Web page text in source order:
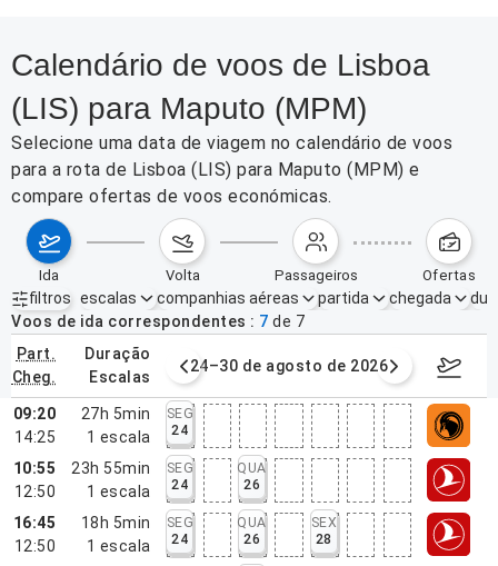
Calendário de voos de Lisboa
(LIS) para Maputo (MPM)
Selecione uma data de viagem no calendário de voos
para a rota de Lisboa (LIS) para Maputo (MPM) e
compare ofertas de voos económicas.
ida volta passageiros ofertas
filtros
Filtros ativos nenhum
escalas companhias aéreas partida chegada
Voos de ida correspondentes
7 de 7
part.
cheg.
duração
escalas
agosto de 2026 24–30 de agosto de 2026 31/08/
09:20
14:25
27h 5min
1 escala
SEG
24
10:55
12:50
23h 55min
1 escala
SEG
24
QUA
26
16:45
12:50
18h 5min
1 escala
SEG
24
QUA
26
SEX
28